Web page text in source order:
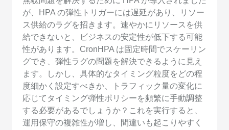
が、HPA の弾性トリガーには遅延があり、リソー
ス供給のラグを招きます。速やかにリソースを供
給できないと、ビジネスの安定性が低下する可能
性があります。CronHPA は固定時間でスケーリン
グでき、弾性ラグの問題を解決できるように見え
ます。しかし、具体的なタイミング粒度をどの程
度細かく設定すべきか、トラフィック量の変化に
応じてタイミング弾性ポリシーを頻繁に手動調整
する必要があるでしょうか？これを実行すると、
運用保守の複雑性が増し、間違いも起こりやすく